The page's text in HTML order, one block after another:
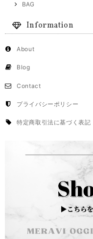
BAG
Information
About
Blog
Contact
プライバシーポリシー
特定商取引法に基づく表記